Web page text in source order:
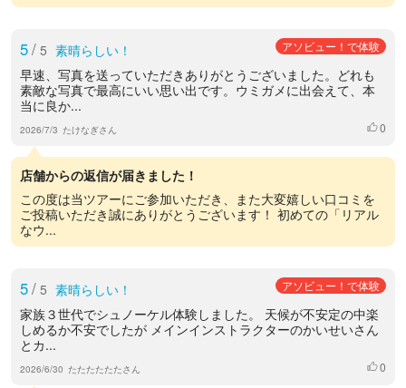
5/ 5 素晴らしい！ アソビュー！で体験
早速、写真を送っていただきありがとうございました。どれも
素敵な写真で最高にいい思い出です。ウミガメに出会えて、本
当に良か...
2026/7/3 たけなぎさん いいね
0
店舗からの返信が届きました！
この度は当ツアーにご参加いただき、また大変嬉しい口コミを
ご投稿いただき誠にありがとうございます！ 初めての「リアル
なウ...
5/ 5 素晴らしい！ アソビュー！で体験
家族３世代でシュノーケル体験しました。 天候が不安定の中楽
しめるか不安でしたが メインインストラクターのかいせいさん
とカ...
2026/6/30 たたたたたたさん いいね
0